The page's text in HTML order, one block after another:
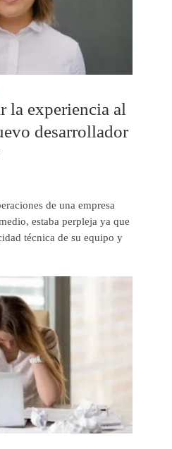
la experiencia al
desarrollador
de una empresa
estaba perpleja ya que
técnica de su equipo y